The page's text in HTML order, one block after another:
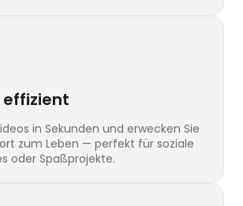
effizient
in Sekunden und erwecken Sie
zum Leben — perfekt für soziale
oder Spaßprojekte.